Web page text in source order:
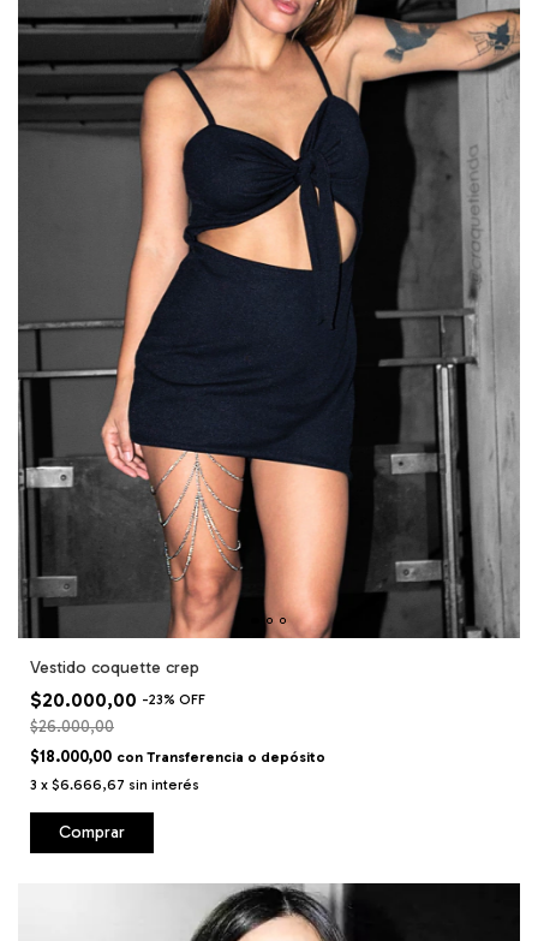
Vestido coquette crep
$20.000,00 -23% OFF
$26.000,00
$18.000,00 con Transferencia o depósito
3 x $6.666,67 sin interés
Comprar